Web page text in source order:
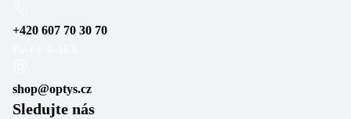
+420 607 70 30 70
shop@optys.cz
Sledujte nás